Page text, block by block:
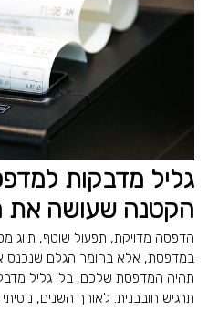
גליל מדבקות
הקטנה שעושה את
הדפסה מדויקת, תפעול שוטף, תיוג
במדפסת, אלא בחומר הגלם
תהיה המדפסת שלכם, בלי גליל
תרגיש חובבנית. לאורך השנים,